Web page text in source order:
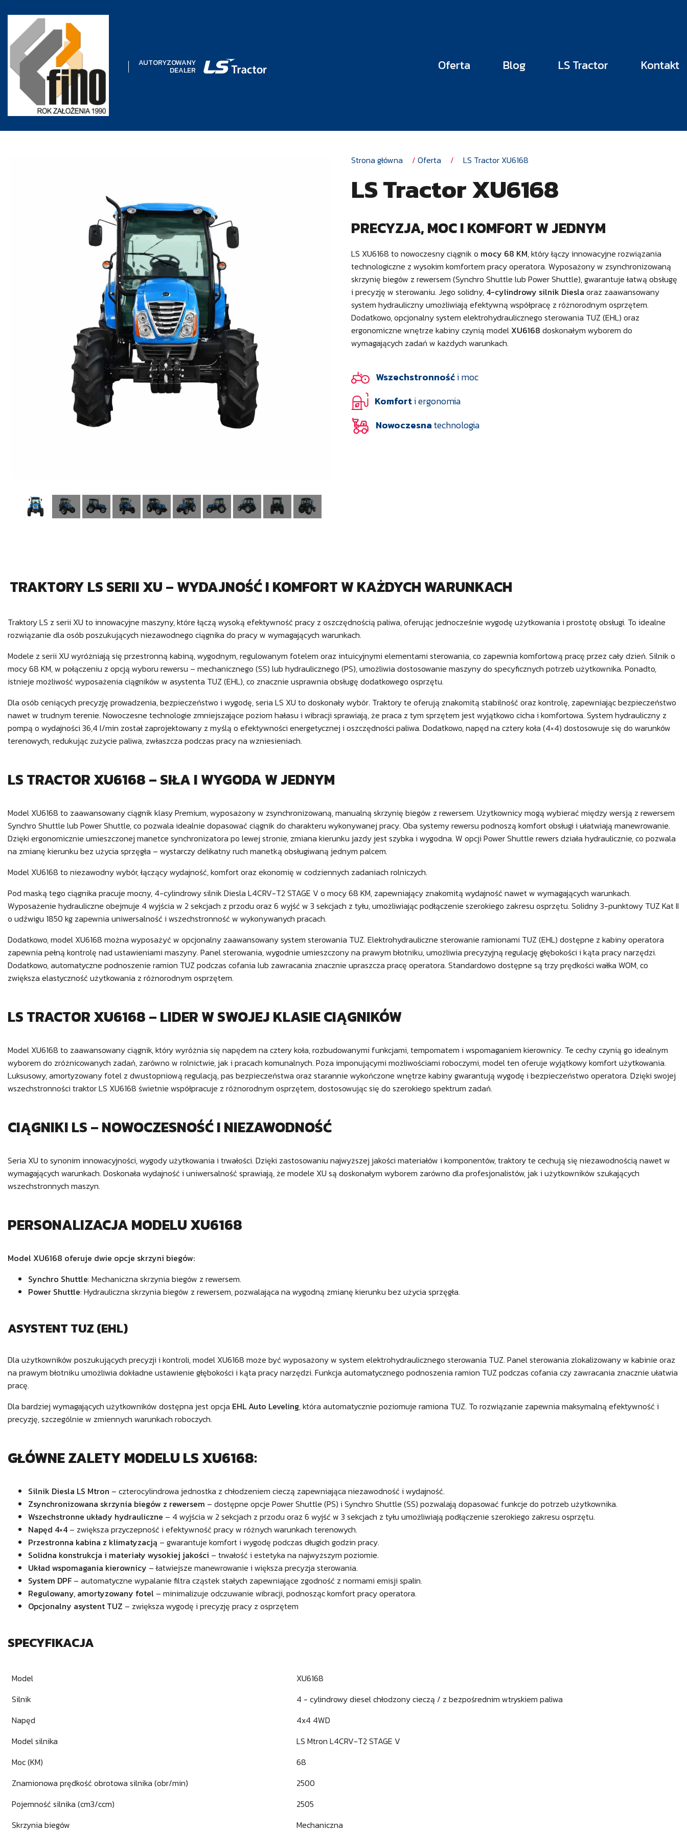
AUTORYZOWANY
DEALER Oferta Blog LS Tractor Kontakt
Strona główna / Oferta / LS Tractor XU6168
LS Tractor XU6168
PRECYZJA, MOC I KOMFORT W JEDNYM
LS XU6168 to nowoczesny ciągnik o mocy 68 KM, który łączy innowacyjne rozwiązania
technologiczne z wysokim komfortem pracy operatora. Wyposażony w zsynchronizowaną
skrzynię biegów z rewersem (Synchro Shuttle lub Power Shuttle), gwarantuje łatwą obsługę
i precyzję w sterowaniu. Jego solidny, 4-cylindrowy silnik Diesla oraz zaawansowany
system hydrauliczny umożliwiają efektywną współpracę z różnorodnym osprzętem.
Dodatkowo, opcjonalny system elektrohydraulicznego sterowania TUZ (EHL) oraz
ergonomiczne wnętrze kabiny czynią model XU6168 doskonałym wyborem do
wymagających zadań w każdych warunkach.
Wszechstronnośći moc
Komforti ergonomia
Nowoczesnatechnologia
TRAKTORY LS SERII XU – WYDAJNOŚĆ I KOMFORT W KAŻDYCH WARUNKACH
Traktory LS z serii XU to innowacyjne maszyny, które łączą wysoką efektywność pracy z oszczędnością paliwa, oferując jednocześnie wygodę użytkowania i prostotę obsługi. To idealne
rozwiązanie dla osób poszukujących niezawodnego ciągnika do pracy w wymagających warunkach.
Modele z serii XU wyróżniają się przestronną kabiną, wygodnym, regulowanym fotelem oraz intuicyjnymi elementami sterowania, co zapewnia komfortową pracę przez cały dzień. Silnik o
mocy 68 KM, w połączeniu z opcją wyboru rewersu – mechanicznego (SS) lub hydraulicznego (PS), umożliwia dostosowanie maszyny do specyficznych potrzeb użytkownika. Ponadto,
istnieje możliwość wyposażenia ciągników w asystenta TUZ (EHL), co znacznie usprawnia obsługę dodatkowego osprzętu.
Dla osób ceniących precyzję prowadzenia, bezpieczeństwo i wygodę, seria LS XU to doskonały wybór. Traktory te oferują znakomitą stabilność oraz kontrolę, zapewniając bezpieczeństwo
nawet w trudnym terenie. Nowoczesne technologie zmniejszające poziom hałasu i wibracji sprawiają, że praca z tym sprzętem jest wyjątkowo cicha i komfortowa. System hydrauliczny z
pompą o wydajności 36,4 l/min został zaprojektowany z myślą o efektywności energetycznej i oszczędności paliwa. Dodatkowo, napęd na cztery koła (4×4) dostosowuje się do warunków
terenowych, redukując zużycie paliwa, zwłaszcza podczas pracy na wzniesieniach.
LS TRACTOR XU6168 – SIŁA I WYGODA W JEDNYM
Model XU6168 to zaawansowany ciągnik klasy Premium, wyposażony w zsynchronizowaną, manualną skrzynię biegów z rewersem. Użytkownicy mogą wybierać między wersją z rewersem
Synchro Shuttle lub Power Shuttle, co pozwala idealnie dopasować ciągnik do charakteru wykonywanej pracy. Oba systemy rewersu podnoszą komfort obsługi i ułatwiają manewrowanie.
Dzięki ergonomicznie umieszczonej manetce synchronizatora po lewej stronie, zmiana kierunku jazdy jest szybka i wygodna. W opcji Power Shuttle rewers działa hydraulicznie, co pozwala
na zmianę kierunku bez użycia sprzęgła – wystarczy delikatny ruch manetką obsługiwaną jednym palcem.
Model XU6168 to niezawodny wybór, łączący wydajność, komfort oraz ekonomię w codziennych zadaniach rolniczych.
Pod maską tego ciągnika pracuje mocny, 4-cylindrowy silnik Diesla L4CRV-T2 STAGE V o mocy 68 KM, zapewniający znakomitą wydajność nawet w wymagających warunkach.
Wyposażenie hydrauliczne obejmuje 4 wyjścia w 2 sekcjach z przodu oraz 6 wyjść w 3 sekcjach z tyłu, umożliwiając podłączenie szerokiego zakresu osprzętu. Solidny 3-punktowy TUZ Kat II
o udźwigu 1850 kg zapewnia uniwersalność i wszechstronność w wykonywanych pracach.
Dodatkowo, model XU6168 można wyposażyć w opcjonalny zaawansowany system sterowania TUZ. Elektrohydrauliczne sterowanie ramionami TUZ (EHL) dostępne z kabiny operatora
zapewnia pełną kontrolę nad ustawieniami maszyny. Panel sterowania, wygodnie umieszczony na prawym błotniku, umożliwia precyzyjną regulację głębokości i kąta pracy narzędzi.
Dodatkowo, automatyczne podnoszenie ramion TUZ podczas cofania lub zawracania znacznie upraszcza pracę operatora. Standardowo dostępne są trzy prędkości wałka WOM, co
zwiększa elastyczność użytkowania z różnorodnym osprzętem.
LS TRACTOR XU6168 – LIDER W SWOJEJ KLASIE CIĄGNIKÓW
Model XU6168 to zaawansowany ciągnik, który wyróżnia się napędem na cztery koła, rozbudowanymi funkcjami, tempomatem i wspomaganiem kierownicy. Te cechy czynią go idealnym
wyborem do zróżnicowanych zadań, zarówno w rolnictwie, jak i pracach komunalnych. Poza imponującymi możliwościami roboczymi, model ten oferuje wyjątkowy komfort użytkowania.
Luksusowy, amortyzowany fotel z dwustopniową regulacją, pas bezpieczeństwa oraz starannie wykończone wnętrze kabiny gwarantują wygodę i bezpieczeństwo operatora. Dzięki swojej
wszechstronności traktor LS XU6168 świetnie współpracuje z różnorodnym osprzętem, dostosowując się do szerokiego spektrum zadań.
CIĄGNIKI LS – NOWOCZESNOŚĆ I NIEZAWODNOŚĆ
Seria XU to synonim innowacyjności, wygody użytkowania i trwałości. Dzięki zastosowaniu najwyższej jakości materiałów i komponentów, traktory te cechują się niezawodnością nawet w
wymagających warunkach. Doskonała wydajność i uniwersalność sprawiają, że modele XU są doskonałym wyborem zarówno dla profesjonalistów, jak i użytkowników szukających
wszechstronnych maszyn.
PERSONALIZACJA MODELU XU6168
Model XU6168 oferuje dwie opcje skrzyni biegów:
Synchro Shuttle: Mechaniczna skrzynia biegów z rewersem.
Power Shuttle: Hydrauliczna skrzynia biegów z rewersem, pozwalająca na wygodną zmianę kierunku bez użycia sprzęgła.
ASYSTENT TUZ (EHL)
Dla użytkowników poszukujących precyzji i kontroli, model XU6168 może być wyposażony w system elektrohydraulicznego sterowania TUZ. Panel sterowania zlokalizowany w kabinie oraz
na prawym błotniku umożliwia dokładne ustawienie głębokości i kąta pracy narzędzi. Funkcja automatycznego podnoszenia ramion TUZ podczas cofania czy zawracania znacznie ułatwia
pracę.
Dla bardziej wymagających użytkowników dostępna jest opcja EHL Auto Leveling, która automatycznie poziomuje ramiona TUZ. To rozwiązanie zapewnia maksymalną efektywność i
precyzję, szczególnie w zmiennych warunkach roboczych.
GŁÓWNE ZALETY MODELU LS XU6168:
Silnik Diesla LS Mtron – czterocylindrowa jednostka z chłodzeniem cieczą zapewniająca niezawodność i wydajność.
Zsynchronizowana skrzynia biegów z rewersem – dostępne opcje Power Shuttle (PS) i Synchro Shuttle (SS) pozwalają dopasować funkcje do potrzeb użytkownika.
Wszechstronne układy hydrauliczne – 4 wyjścia w 2 sekcjach z przodu oraz 6 wyjść w 3 sekcjach z tyłu umożliwiają podłączenie szerokiego zakresu osprzętu.
Napęd 4×4 – zwiększa przyczepność i efektywność pracy w różnych warunkach terenowych.
Przestronna kabina z klimatyzacją – gwarantuje komfort i wygodę podczas długich godzin pracy.
Solidna konstrukcja i materiały wysokiej jakości – trwałość i estetyka na najwyższym poziomie.
Układ wspomagania kierownicy – łatwiejsze manewrowanie i większa precyzja sterowania.
System DPF – automatyczne wypalanie filtra cząstek stałych zapewniające zgodność z normami emisji spalin.
Regulowany, amortyzowany fotel – minimalizuje odczuwanie wibracji, podnosząc komfort pracy operatora.
Opcjonalny asystent TUZ – zwiększa wygodę i precyzję pracy z osprzętem
SPECYFIKACJA
Model
XU6168
Silnik
4 - cylindrowy diesel chłodzony cieczą / z bezpośrednim wtryskiem paliwa
Napęd
4x4 4WD
Model silnika
LS Mtron L4CRV-T2 STAGE V
Moc (KM)
68
Znamionowa prędkość obrotowa silnika (obr/min)
2500
Pojemność silnika (cm3/ccm)
2505
Skrzynia biegów
Mechaniczna